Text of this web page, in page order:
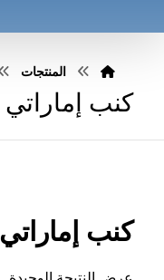
المنتجات
كنب إماراتي
كنب إماراتي